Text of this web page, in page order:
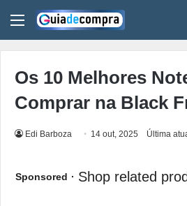
Menu
Os 10 Melhores
Comprar na Black
Edi Barboza 14 out, 2025 Última